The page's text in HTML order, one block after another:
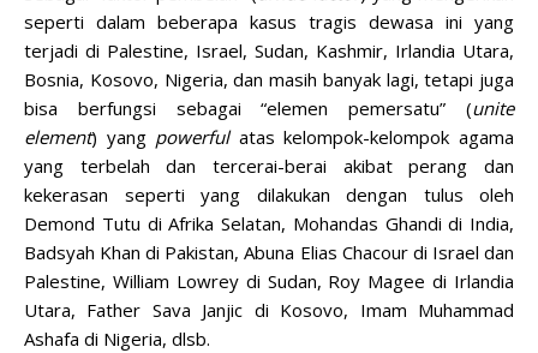
seperti dalam beberapa kasus tragis dewasa ini yang
terjadi di Palestine, Israel, Sudan, Kashmir, Irlandia Utara,
Bosnia, Kosovo, Nigeria, dan masih banyak lagi, tetapi juga
bisa berfungsi sebagai “elemen pemersatu” (unite
element) yang powerfulatas kelompok-kelompok agama
yang terbelah dan tercerai-berai akibat perang dan
kekerasan seperti yang dilakukan dengan tulus oleh
Demond Tutu di Afrika Selatan, Mohandas Ghandi di India,
Badsyah Khan di Pakistan, Abuna Elias Chacour di Israel dan
Palestine, William Lowrey di Sudan, Roy Magee di Irlandia
Utara, Father Sava Janjic di Kosovo, Imam Muhammad
Ashafa di Nigeria, dlsb.